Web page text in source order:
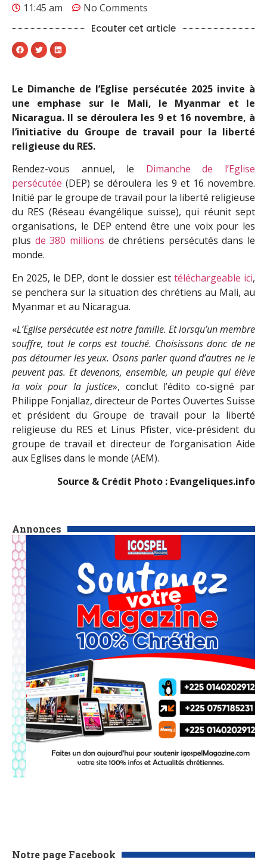
11:45 am
No Comments
Ecouter cet article
Annonces
Notre page Facebook
Le Dimanche de l’Eglise persécutée 2025 invite à
une emphase sur le Mali, le Myanmar et le
Nicaragua. Il se déroulera les 9 et 16 novembre, à
l’initiative du Groupe de travail pour la liberté
religieuse du RES.
Rendez-vous annuel, le Dimanche de l’Eglise
persécutée (DEP) se déroulera les 9 et 16 novembre.
Initié par le groupe de travail pour la liberté religieuse
du RES (Réseau évangélique suisse), qui réunit sept
organisations, le DEP entend être une voix pour les
plus de 380 millions de chrétiens persécutés dans le
monde.
En 2025, le DEP, dont le dossier esttéléchargeable ici,
se penchera sur la situation des chrétiens au Mali, au
Myanmar et au Nicaragua.
«L’Eglise persécutée est notre famille. Et lorsqu’un membre
souffre, tout le corps est touché. Choisissons donc de ne
pas détourner les yeux. Osons parler quand d’autres ne le
peuvent pas. Et devenons, ensemble, un peuple qui élève
la voix pour la justice», conclut l’édito co-signé par
Philippe Fonjallaz, directeur de Portes Ouvertes Suisse
et président du Groupe de travail pour la liberté
religieuse du RES et Linus Pfister, vice-président du
groupe de travail et directeur de l’organisation Aide
aux Eglises dans le monde (AEM).
Source & Crédit Photo : Evangeliques.info